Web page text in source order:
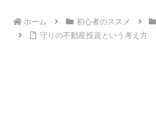
ホーム 初心者のススメ
守りの不動産投資という考え方